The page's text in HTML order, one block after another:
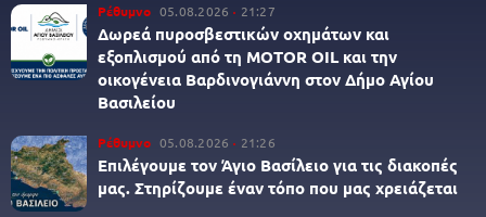
Ρέθυμνο 05.08.2026 21:27
Δωρεά πυροσβεστικών οχημάτων και
εξοπλισμού από τη MOTOR OIL και την
οικογένεια Βαρδινογιάννη στον Δήμο Αγίου
Βασιλείου
Ρέθυμνο 05.08.2026 21:26
Επιλέγουμε τον Άγιο Βασίλειο για τις διακοπές
μας. Στηρίζουμε έναν τόπο που μας χρειάζεται